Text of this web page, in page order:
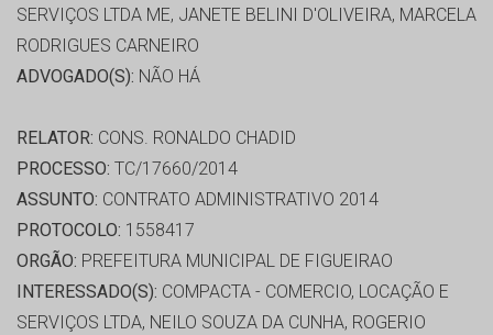
SERVIÇOS LTDA ME, JANETE BELINI D'OLIVEIRA, MARCELA
RODRIGUES CARNEIRO
ADVOGADO(S): NÃO HÁ
RELATOR: CONS. RONALDO CHADID
PROCESSO: TC/17660/2014
ASSUNTO: CONTRATO ADMINISTRATIVO 2014
PROTOCOLO: 1558417
ORGÃO: PREFEITURA MUNICIPAL DE FIGUEIRAO
INTERESSADO(S): COMPACTA - COMERCIO, LOCAÇÃO E
SERVIÇOS LTDA, NEILO SOUZA DA CUNHA, ROGERIO